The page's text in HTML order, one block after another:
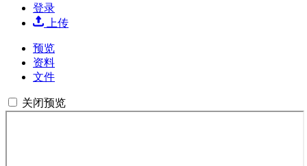
登录
上传
预览
资料
文件
关闭预览